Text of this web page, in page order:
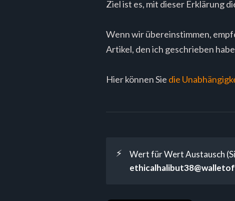
Ziel ist es, mit dieser Erklärung
Wenn wir übereinstimmen,
Artikel, den ich geschrieben
Hier können Sie die
⚡
Wert für Wert Austausch